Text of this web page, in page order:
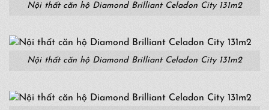
Nội thất căn hộ Diamond Brilliant Celadon City 131m2
Nội thất căn hộ Diamond Brilliant Celadon City 131m2